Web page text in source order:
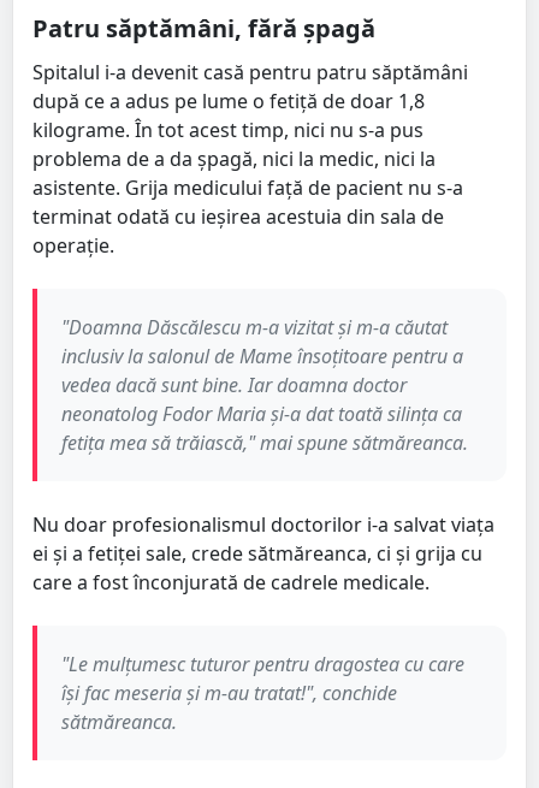
Patru săptămâni, fără șpagă
Spitalul i-a devenit casă pentru patru săptămâni
după ce a adus pe lume o fetiță de doar 1,8
kilograme. În tot acest timp, nici nu s-a pus
problema de a da șpagă, nici la medic, nici la
asistente. Grija medicului față de pacient nu s-a
terminat odată cu ieșirea acestuia din sala de
operație.
"Doamna Dăscălescu m-a vizitat și m-a căutat
inclusiv la salonul de Mame însoțitoare pentru a
vedea dacă sunt bine. Iar doamna doctor
neonatolog Fodor Maria și-a dat toată silința ca
fetița mea să trăiască," mai spune sătmăreanca.
Nu doar profesionalismul doctorilor i-a salvat viața
ei și a fetiței sale, crede sătmăreanca, ci și grija cu
care a fost înconjurată de cadrele medicale.
"Le mulțumesc tuturor pentru dragostea cu care
își fac meseria și m-au tratat!", conchide
sătmăreanca.